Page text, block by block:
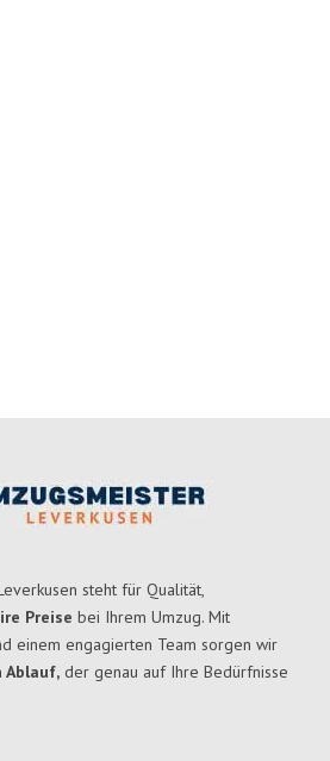
steht für Qualität,
Preise bei Ihrem Umzug. Mit
einem engagierten Team sorgen wir
Ablauf, der genau auf Ihre Bedürfnisse